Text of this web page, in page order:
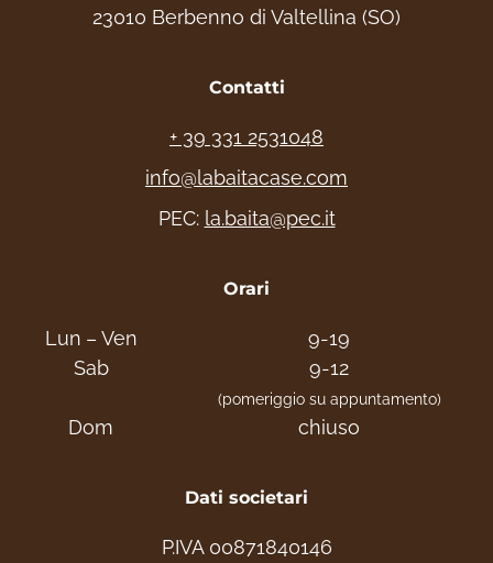
23010 Berbenno di Valtellina (SO)
Contatti
+ 39 331 2531048
info@labaitacase.com
PEC: la.baita@pec.it
Orari
Lun – Ven
9-19
Sab
9-12
(pomeriggio su appuntamento)
Dom chiuso
Dati societari
P.IVA 00871840146